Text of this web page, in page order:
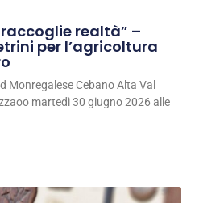
realtà” –
per l’agricoltura
Monregalese Cebano Alta Val
martedì 30 giugno 2026 alle